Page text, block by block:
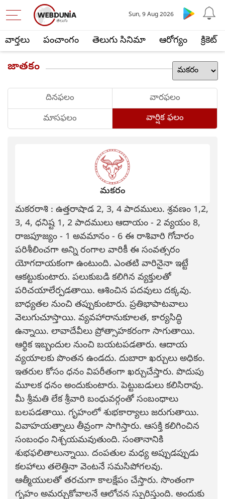
వార్తలు పంచాంగం తెలుగు సినిమా ఆరోగ్యం క్రికెట్
Sun, 9 Aug 2026
జాతకం
దినఫలం
వారఫలం
మాసఫలం
వార్షిక ఫలం
మకరం
మకరరాశి : ఉత్తరాషాడ 2, 3, 4 పాదములు. శ్రవణం 1,2,
3, 4, ధనిష్ట 1, 2 పాదములు ఆదాయం - 2 వ్యయం 8,
రాజపూజ్యం - 1 అవమానం - 6 ఈ రాశివారి గోచారం
పరిశీలించగా అన్ని రంగాల వారికీ ఈ సంవత్సరం
యోగదాయకంగా ఉంటుంది. ఎంతటి వారినైనా ఇట్టే
ఆకట్టుకుంటారు. పలుకుబడి కలిగిన వ్యక్తులతో
పరిచయాలేర్పడతాయి. ఆశించిన పదవులు దక్కవు.
బాధ్యతల నుంచి తప్పుకుంటారు. ప్రతిభాపాటవాలు
వెలుగుచూస్తాయి. వ్యవహారానుకూలత, కార్యసిద్ధి
ఉన్నాయి. లావాదేవీలు ప్రోత్సాహకరంగా సాగుతాయి.
ఆర్థిక ఇబ్బందుల నుంచి బయటపడతారు. ఆదాయ
వ్యయాలకు పొంతన ఉండదు. దుబారా ఖర్చులు అధికం.
ఇతరుల కోసం ధనం విపరీతంగా ఖర్చుచేస్తారు. పొదుపు
మూలక ధనం అందుకుంటారు. పెట్టుబడులు కలిసిరావు.
మీ శ్రీమతి లేక శ్రీవారి బంధువర్గంతో సంబంధాలు
బలపడతాయి. గృహంలో శుభకార్యాలు జరుగుతాయి.
వివాహయత్నాలు తీవ్రంగా సాగిస్తారు. ఆసక్తి కలిగించిన
సంబంధం నిశ్చయమవుతుంది. సంతానానికి
శుభఫలితాలున్నాయి. దంపతుల మధ్య అప్పుడప్పుడు
కలహాలు తలెత్తినా వెంటనే సమసిపోగలవు.
ఆత్మీయులతో తరచుగా కాలక్షేపం చేస్తారు. సొంతంగా
గృహం అమర్చుకోవాలనే ఆలోచన స్ఫురిస్తుంది. అందుకు